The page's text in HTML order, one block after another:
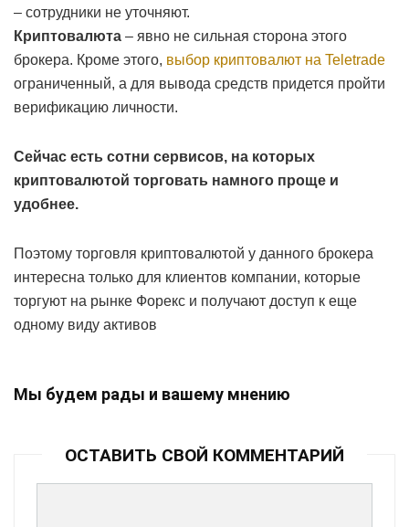
– сотрудники не уточняют.
Криптовалюта – явно не сильная сторона этого
брокера. Кроме этого, выбор криптовалют на Teletrade
ограниченный, а для вывода средств придется пройти
верификацию личности.
Сейчас есть сотни сервисов, на которых
криптовалютой торговать намного проще и
удобнее.
Поэтому торговля криптовалютой у данного брокера
интересна только для клиентов компании, которые
торгуют на рынке Форекс и получают доступ к еще
одному виду активов
Мы будем рады и вашему мнению
ОСТАВИТЬ СВОЙ КОММЕНТАРИЙ